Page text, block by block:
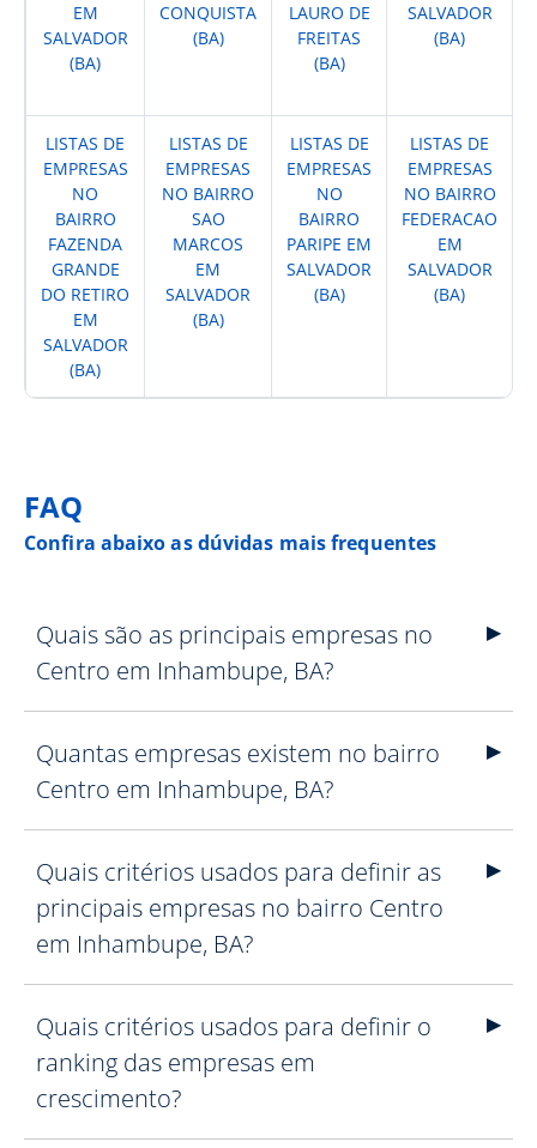
EM
SALVADOR
(BA)
CONQUISTA
(BA)
LAURO DE
FREITAS
(BA)
SALVADOR
(BA)
LISTAS DE
EMPRESAS
NO
BAIRRO
FAZENDA
GRANDE
DO RETIRO
EM
SALVADOR
(BA)
LISTAS DE
EMPRESAS
NO BAIRRO
SAO
MARCOS
EM
SALVADOR
(BA)
LISTAS DE
EMPRESAS
NO
BAIRRO
PARIPE EM
SALVADOR
(BA)
LISTAS DE
EMPRESAS
NO BAIRRO
FEDERACAO
EM
SALVADOR
(BA)
FAQ
Confira abaixo as dúvidas mais frequentes
Quais são as principais empresas no
Centro em Inhambupe, BA?
Quantas empresas existem no bairro
Centro em Inhambupe, BA?
Quais critérios usados para definir as
principais empresas no bairro Centro
em Inhambupe, BA?
Quais critérios usados para definir o
ranking das empresas em
crescimento?